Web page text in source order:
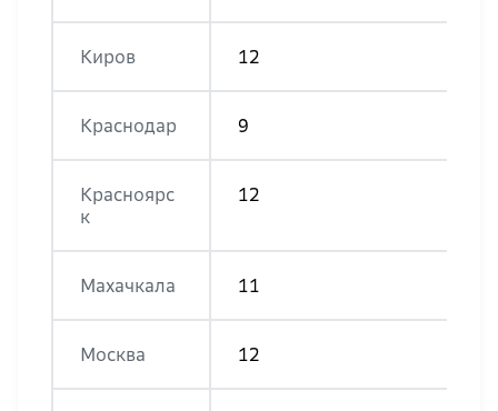
Киров 12
Краснодар 9
Красноярс
к
12
Махачкала 11
Москва 12